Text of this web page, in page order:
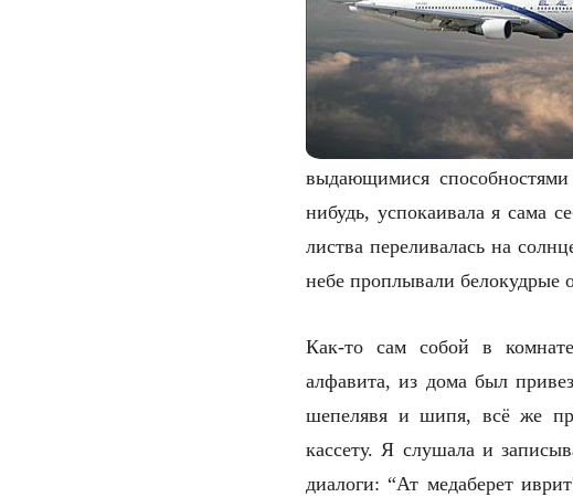
выдающимися
нибудь, успокаивала я сама
листва переливалась на
небе проплывали белокудрые
Как-то сам собой в
алфавита, из дома был
шепелявя и шипя, всё же
кассету. Я слушала и
диалоги: “Ат медаберет